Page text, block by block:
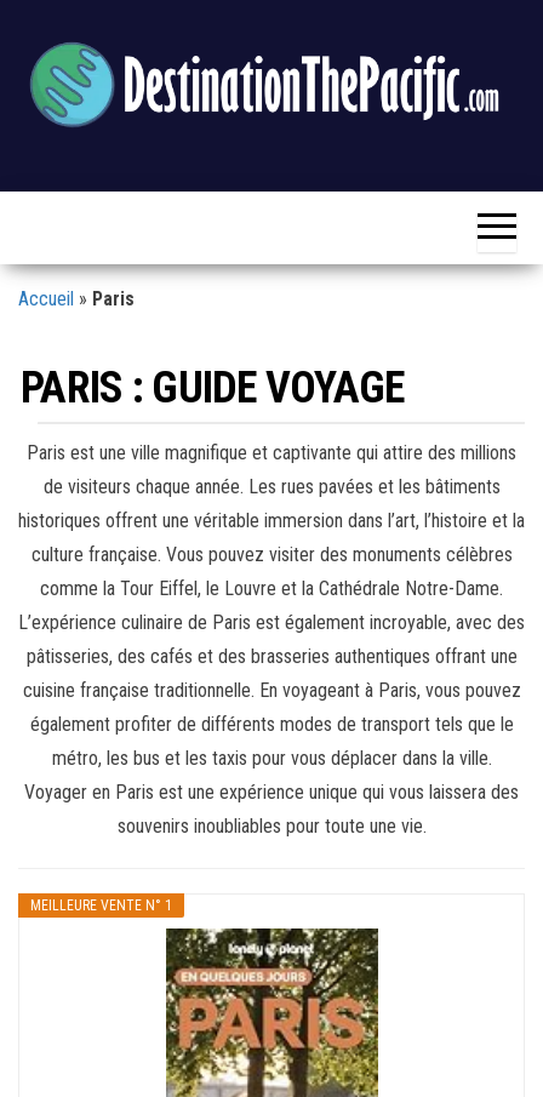
content
Voyage
Accueil » Paris
PARIS : GUIDE VOYAGE
Paris est une ville magnifique et captivante qui attire des millions
de visiteurs chaque année. Les rues pavées et les bâtiments
historiques offrent une véritable immersion dans l’art, l’histoire et la
culture française. Vous pouvez visiter des monuments célèbres
comme la Tour Eiffel, le Louvre et la Cathédrale Notre-Dame.
L’expérience culinaire de Paris est également incroyable, avec des
pâtisseries, des cafés et des brasseries authentiques offrant une
cuisine française traditionnelle. En voyageant à Paris, vous pouvez
également profiter de différents modes de transport tels que le
métro, les bus et les taxis pour vous déplacer dans la ville.
Voyager en Paris est une expérience unique qui vous laissera des
souvenirs inoubliables pour toute une vie.
MEILLEURE VENTE N° 1